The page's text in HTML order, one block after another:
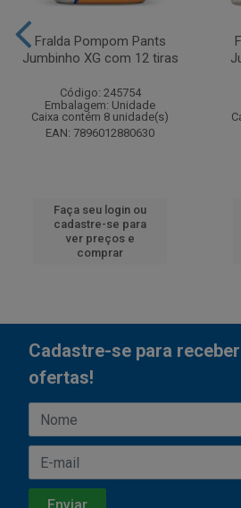
Fralda Pompom Pants
Jumbinho XG com 12 tiras
Código: 245754
Embalagem: Unidade
Caixa contém 8 unidade(s)
EAN: 7896012880630
Faça seu login ou
cadastre-se para
ver preços e
comprar
Cadastre-se para
ofertas!